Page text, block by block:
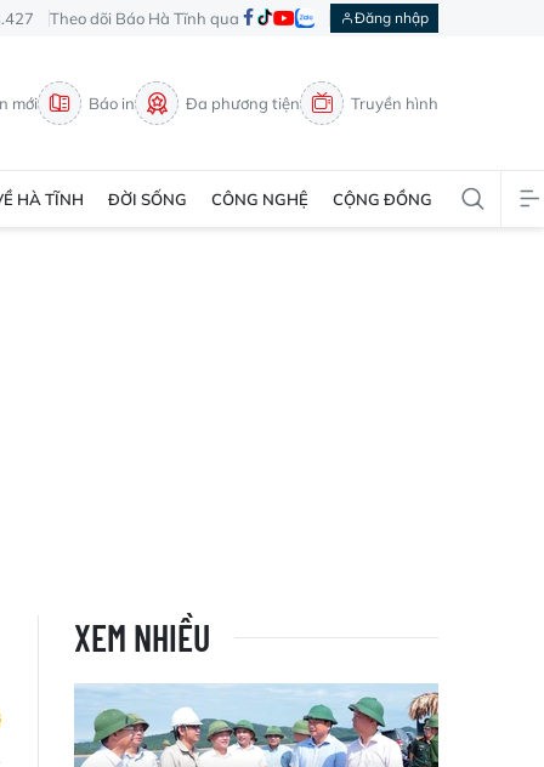
Theo dõi Báo Hà Tĩnh qua Đăng nhập
mới Báo in Đa phương tiện Truyền hình
HÀ TĨNH ĐỜI SỐNG CÔNG NGHỆ CỘNG ĐỒNG
XEM NHIỀU